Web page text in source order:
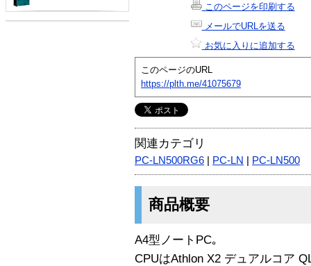
このページを印刷する
メールでURLを送る
お気に入りに追加する
このページのURL
https://plth.me/41075679
関連カテゴリ
PC-LN500RG6 PC-LN PC-LN500
商品概要
A4型ノートPC｡
CPUはAthlon X2 デュアルコア